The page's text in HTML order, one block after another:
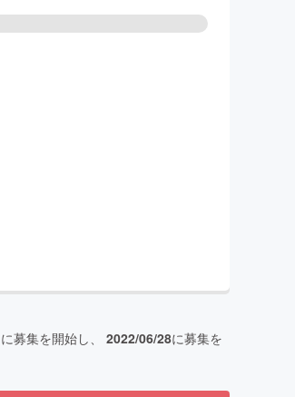
に募集を開始し、 2022/06/28に募集を